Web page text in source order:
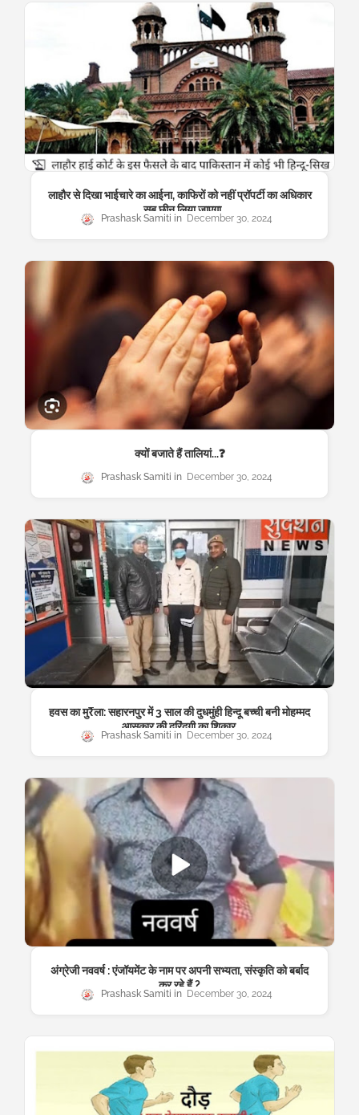
लाहौर से दिखा भाईचारे का आईना, काफिरों को नहीं प्रॉपर्टी का अधिकार
..सब छीन लिया जाएगा
Prashask Samiti December 30, 2024
क्यों बजाते हैं तालियां...❓
Prashask Samiti December 30, 2024
हवस का मु₹ला: सहारनपुर में 3 साल की दुधमुंही हिन्दू बच्ची बनी मोहम्मद
आसकार की दरिंदगी का शिकार.
Prashask Samiti December 30, 2024
अंग्रेजी नववर्ष : एंजॉयमेंट के नाम पर अपनी सभ्यता, संस्कृति को बर्बाद
कर रहे हैं.?
Prashask Samiti December 30, 2024